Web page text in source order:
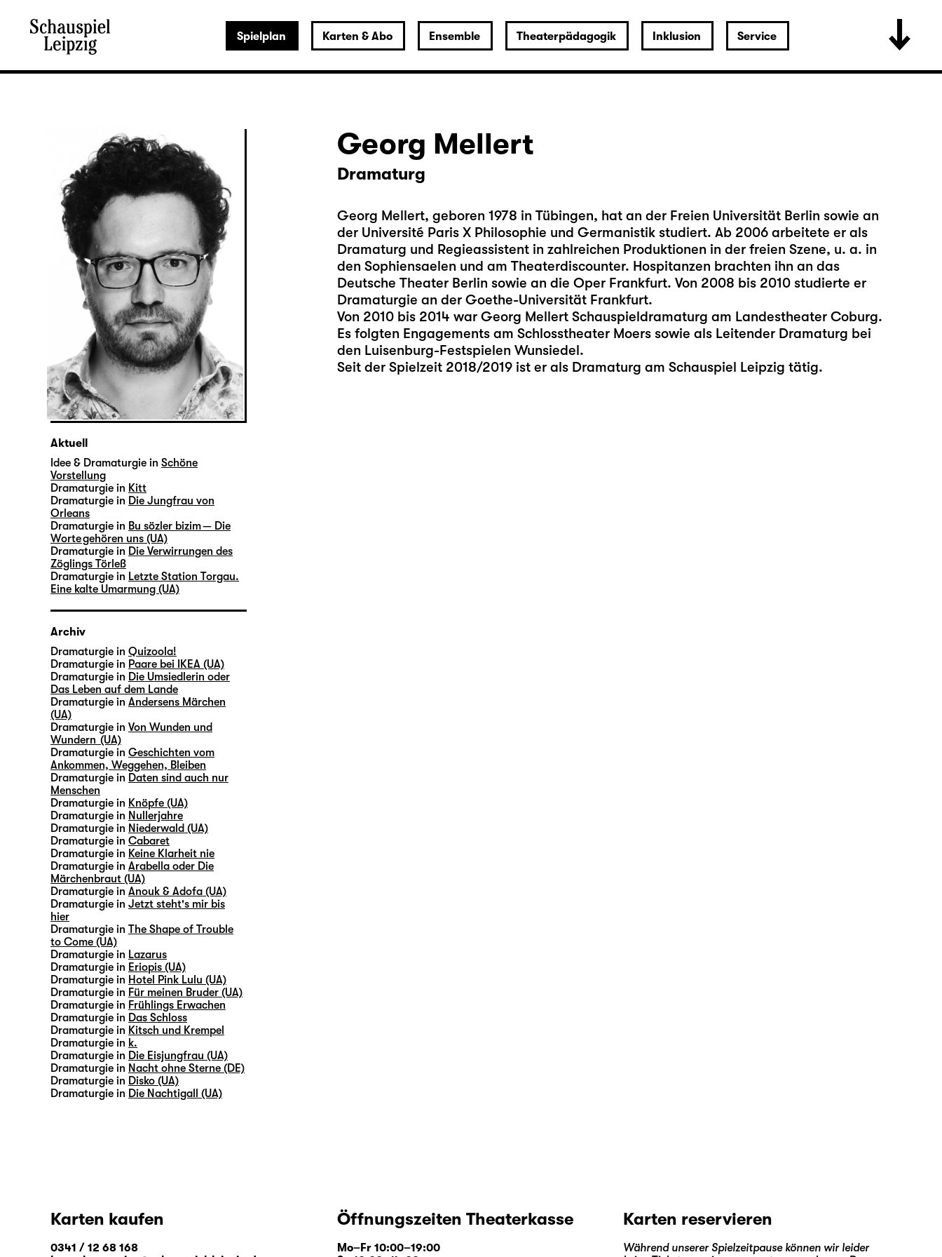
Spielplan Karten & Abo Ensemble Theaterpädagogik Inklusion Service
Georg Mellert
Dramaturg
Georg Mellert, geboren 1978 in Tübingen, hat an der Freien Universität Berlin sowie an
der Université Paris X Philosophie und Germanistik studiert. Ab 2006 arbeitete er als
Dramaturg und Regieassistent in zahlreichen Produktionen in der freien Szene, u. a. in
den Sophiensaelen und am Theaterdiscounter. Hospitanzen brachten ihn an das
Deutsche Theater Berlin sowie an die Oper Frankfurt. Von 2008 bis 2010 studierte er
Dramaturgie an der Goethe-Universität Frankfurt.
Von 2010 bis 2014 war Georg Mellert Schauspieldramaturg am Landestheater Coburg.
Es folgten Engagements am Schlosstheater Moers sowie als Leitender Dramaturg bei
den Luisenburg-Festspielen Wunsiedel.
Seit der Spielzeit 2018/2019 ist er als Dramaturg am Schauspiel Leipzig tätig.
Aktuell
Idee & Dramaturgie in Schöne
Vorstellung
Dramaturgie in Kitt
Dramaturgie in Die Jungfrau von
Orleans
Dramaturgie in Bu sözler bizim — Die
Worte gehören uns (UA)
Dramaturgie in Die Verwirrungen des
Zöglings Törleß
Dramaturgie in Letzte Station Torgau.
Eine kalte Umarmung (UA)
Archiv
Dramaturgie in Quizoola!
Dramaturgie in Paare bei IKEA (UA)
Dramaturgie in Die Umsiedlerin oder
Das Leben auf dem Lande
Dramaturgie in Andersens Märchen
(UA)
Dramaturgie in Von Wunden und
Wundern (UA)
Dramaturgie in Geschichten vom
Ankommen, Weggehen, Bleiben
Dramaturgie in Daten sind auch nur
Menschen
Dramaturgie in Knöpfe (UA)
Dramaturgie in Nullerjahre
Dramaturgie in Niederwald (UA)
Dramaturgie in Cabaret
Dramaturgie in Keine Klarheit nie
Dramaturgie in Arabella oder Die
Märchenbraut (UA)
Dramaturgie in Anouk & Adofa (UA)
Dramaturgie in Jetzt steht's mir bis
hier
Dramaturgie in The Shape of Trouble
to Come (UA)
Dramaturgie in Lazarus
Dramaturgie in Eriopis (UA)
Dramaturgie in Hotel Pink Lulu (UA)
Dramaturgie in Für meinen Bruder (UA)
Dramaturgie in Frühlings Erwachen
Dramaturgie in Das Schloss
Dramaturgie in Kitsch und Krempel
Dramaturgie in k.
Dramaturgie in Die Eisjungfrau (UA)
Dramaturgie in Nacht ohne Sterne (DE)
Dramaturgie in Disko (UA)
Dramaturgie in Die Nachtigall (UA)
Karten kaufen
0341 / 12 68 168
Öffnungszeiten Theaterkasse
Mo–Fr 10:00–19:00
Karten reservieren
Während unserer Spielzeitpause können wir leider